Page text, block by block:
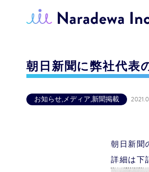
朝日新聞に弊社代表
お知らせ,メディア,新聞掲載
朝日新聞
詳細は下